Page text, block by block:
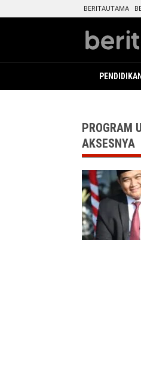
BERITAUTAMA
PENDIDIKAN
PROGRAM
AKSESNYA